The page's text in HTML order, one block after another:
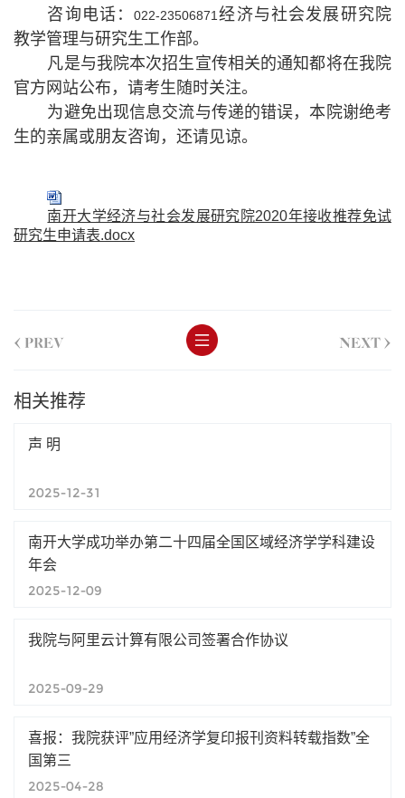
咨询电话：022-23506871 经济与社会发展研究院
教学管理与研究生工作部。
凡是与我院本次招生宣传相关的通知都将在我院
官方网站公布，请考生随时关注。
为避免出现信息交流与传递的错误，本院谢绝考
生的亲属或朋友咨询，还请见谅。
南开大学经济与社会发展研究院2020年接收推荐免试
研究生申请表.docx
< PREV NEXT >
相关推荐
声 明
2025-12-31
南开大学成功举办第二十四届全国区域经济学学科建设
年会
2025-12-09
我院与阿里云计算有限公司签署合作协议
2025-09-29
喜报：我院获评”应用经济学复印报刊资料转载指数”全
国第三
2025-04-28